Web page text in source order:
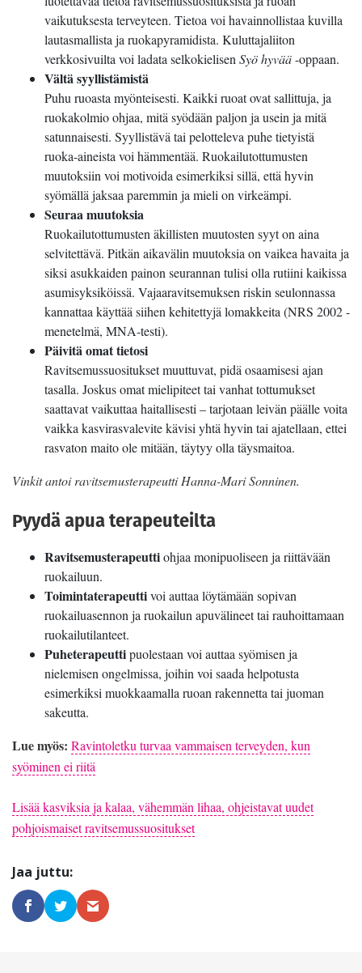
vaikutuksesta terveyteen. Tietoa voi havainnollistaa kuvilla
lautasmallista ja ruokapyramidista. Kuluttajaliiton
verkkosivuilta voi ladata selkokielisen Syö hyvää-oppaan.
Vältä syyllistämistä
Puhu ruoasta myönteisesti. Kaikki ruoat ovat sallittuja, ja
ruokakolmio ohjaa, mitä syödään paljon ja usein ja mitä
satunnaisesti. Syyllistävä tai pelotteleva puhe tietyistä
ruoka-aineista voi hämmentää. Ruokailutottumusten
muutoksiin voi motivoida esimerkiksi sillä, että hyvin
syömällä jaksaa paremmin ja mieli on virkeämpi.
Seuraa muutoksia
Ruokailutottumusten äkillisten muutosten syyt on aina
selvitettävä. Pitkän aikavälin muutoksia on vaikea havaita ja
siksi asukkaiden painon seurannan tulisi olla rutiini kaikissa
asumisyksiköissä. Vajaaravitsemuksen riskin seulonnassa
kannattaa käyttää siihen kehitettyjä lomakkeita (NRS 2002 -
menetelmä, MNA-testi).
Päivitä omat tietosi
Ravitsemussuositukset muuttuvat, pidä osaamisesi ajan
tasalla. Joskus omat mielipiteet tai vanhat tottumukset
saattavat vaikuttaa haitallisesti – tarjotaan leivän päälle voita
vaikka kasvirasvalevite kävisi yhtä hyvin tai ajatellaan, ettei
rasvaton maito ole mitään, täytyy olla täysmaitoa.
Vinkit antoi ravitsemusterapeutti Hanna-Mari Sonninen.
Pyydä apua terapeuteilta
Ravitsemusterapeuttiohjaa monipuoliseen ja riittävään
ruokailuun.
Toimintaterapeuttivoi auttaa löytämään sopivan
ruokailuasennon ja ruokailun apuvälineet tai rauhoittamaan
ruokailutilanteet.
Puheterapeuttipuolestaan voi auttaa syömisen ja
nielemisen ongelmissa, joihin voi saada helpotusta
esimerkiksi muokkaamalla ruoan rakennetta tai juoman
sakeutta.
Lue myös: Ravintoletku turvaa vammaisen terveyden, kun
syöminen ei riitä
Lisää kasviksia ja kalaa, vähemmän lihaa, ohjeistavat uudet
pohjoismaiset ravitsemussuositukset